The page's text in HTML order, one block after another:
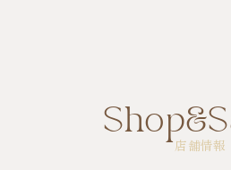
店舗情報